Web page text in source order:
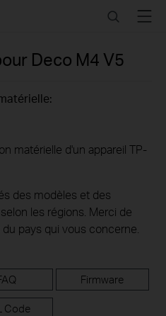
SearchMenu
Deco M4 V5
matérielle d'un appareil TP-
des modèles et des
les régions. Merci de
pays qui vous concerne.
Firmware
Code